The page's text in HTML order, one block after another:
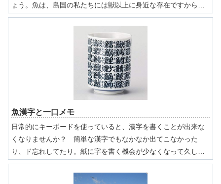
ょう。魚は、島国の私たちには獣以上に身近な存在ですから、
たくさんの諺が残っています。今日は皆さんの釣り生活や食生
魚漢字と一口メモ
日常的にキーボードを使っていると、漢字を書くことが出来な
くなりませんか？ 簡単な漢字でもなかなか出てこなかった
り、ド忘れしてたり。紙に字を書く機会が少なくなって久しい
ので、なんかヤバイなぁと感じています。そんな訳で、道場の
素材を使って魚の漢字集を作ってみました。私たちが普段釣っ